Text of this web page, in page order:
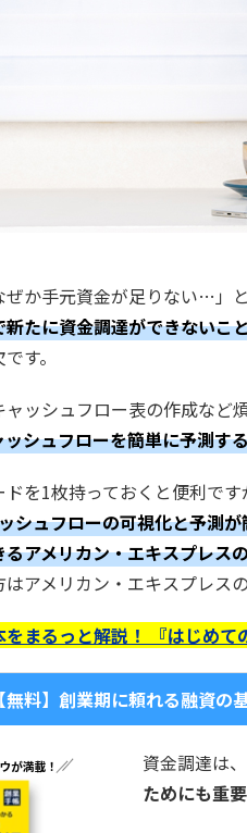
ぜか手元資金が足りない…」
たに資金調達ができないこ
す。
ッシュフロー表の作成など
シュフローを簡単に予測す
を1枚持っておくと便利で
シュフローの可視化と予測
アメリカン・エキスプレス
アメリカン・エキスプレス
をまるっと解説！ 『はじめて
【無料】創業期に頼れる融資の
資金調達は、
ためにも重要